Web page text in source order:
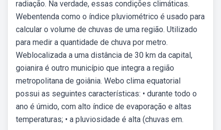
radiação. Na verdade, essas condições climáticas.
Webentenda como o índice pluviométrico é usado para
calcular o volume de chuvas de uma região. Utilizado
para medir a quantidade de chuva por metro.
Weblocalizada a uma distância de 30 km da capital,
goianira é outro município que integra a região
metropolitana de goiânia. Webo clima equatorial
possui as seguintes características: • durante todo o
ano é úmido, com alto índice de evaporação e altas
temperaturas; • a pluviosidade é alta (chuvas em.